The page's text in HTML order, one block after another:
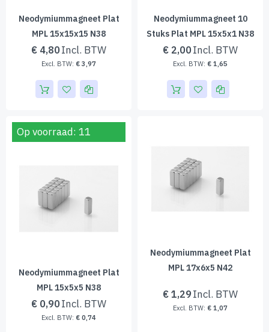
Neodymiummagneet Plat
MPL 15x15x15 N38
€ 4,80
€ 3,97
Neodymiummagneet 10
Stuks Plat MPL 15x5x1 N38
€ 2,00
€ 1,65
Op voorraad: 11
Neodymiummagneet Plat
MPL 15x5x5 N38
€ 0,90
€ 0,74
Neodymiummagneet Plat
MPL 17x6x5 N42
€ 1,29
€ 1,07